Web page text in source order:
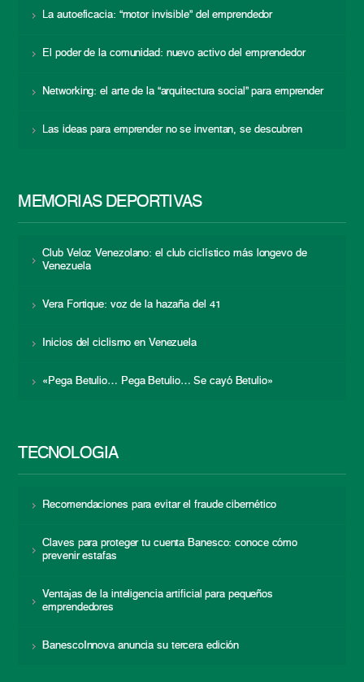
La autoeficacia: “motor invisible” del emprendedor
El poder de la comunidad: nuevo activo del emprendedor
Networking: el arte de la “arquitectura social” para emprender
Las ideas para emprender no se inventan, se descubren
MEMORIAS DEPORTIVAS
Club Veloz Venezolano: el club ciclístico más longevo de
Venezuela
Vera Fortique: voz de la hazaña del 41
Inicios del ciclismo en Venezuela
«Pega Betulio… Pega Betulio… Se cayó Betulio»
TECNOLOGÍA
Recomendaciones para evitar el fraude cibernético
Claves para proteger tu cuenta Banesco: conoce cómo
prevenir estafas
Ventajas de la inteligencia artificial para pequeños
emprendedores
BanescoInnova anuncia su tercera edición